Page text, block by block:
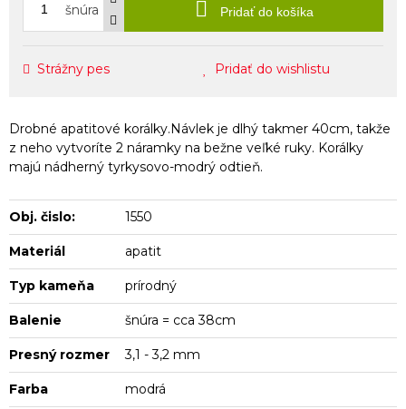
šnúra Pridať do košíka
Strážny pes Pridať do wishlistu
Drobné apatitové korálky.Návlek je dlhý takmer 40cm, takže
z neho vytvoríte 2 náramky na bežne veľké ruky. Korálky
majú nádherný tyrkysovo-modrý odtieň.
Obj. čislo: 1550
Materiál apatit
Typ kameňa prírodný
Balenie šnúra = cca 38cm
Presný rozmer 3,1 - 3,2 mm
Farba modrá